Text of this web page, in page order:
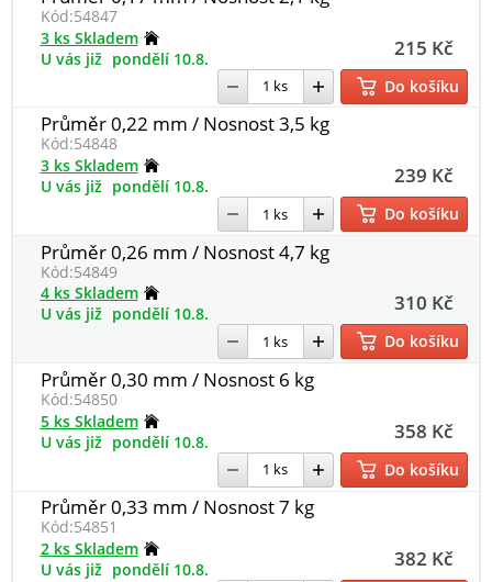
Kód:54847
215 Kč
3 ks Skladem
U vás již pondělí 10.8.
Do košíku
Průměr 0,22 mm / Nosnost 3,5 kg
Kód:54848
239 Kč
3 ks Skladem
U vás již pondělí 10.8.
Do košíku
Průměr 0,26 mm / Nosnost 4,7 kg
Kód:54849
310 Kč
4 ks Skladem
U vás již pondělí 10.8.
Do košíku
Průměr 0,30 mm / Nosnost 6 kg
Kód:54850
358 Kč
5 ks Skladem
U vás již pondělí 10.8.
Do košíku
Průměr 0,33 mm / Nosnost 7 kg
Kód:54851
382 Kč
2 ks Skladem
U vás již pondělí 10.8.